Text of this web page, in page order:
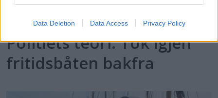
Data Deletion Data Access Privacy Policy
Politiets teori: Tok igjen
fritidsbåten bakfra